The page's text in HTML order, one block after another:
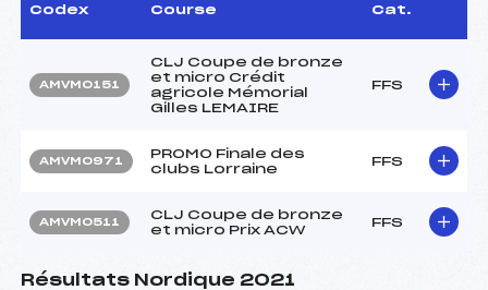
Codex Course Cat.
AMVM0151
CLJ Coupe de bronze
et micro Crédit
agricole Mémorial
Gilles LEMAIRE
FFS
AMVM0971
PROMO Finale des
clubs Lorraine
FFS
AMVM0511
CLJ Coupe de bronze
et micro Prix ACW
FFS
Résultats Nordique 2021